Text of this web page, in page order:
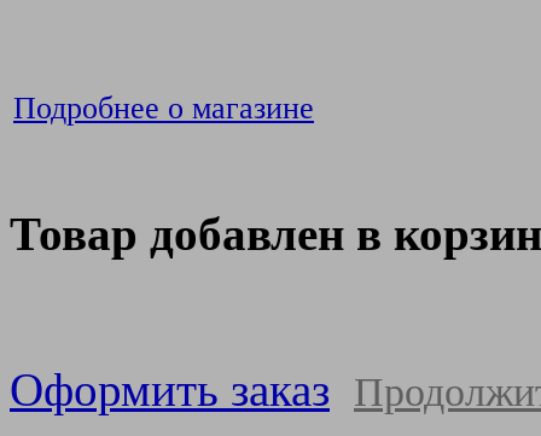
Подробнее о магазине
Товар добавлен в
Оформить заказ